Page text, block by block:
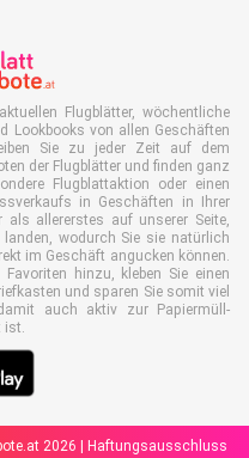
Flugblätter, wöchentliche
Lookbooks von allen Geschäften
Sie zu jeder Zeit auf dem
der Flugblätter und finden ganz
Flugblattaktion oder einen
in Geschäften in Ihrer
als allererstes auf unserer Seite,
wodurch Sie sie natürlich
im Geschäft angucken können.
hinzu, kleben Sie einen
und sparen Sie somit viel
auch aktiv zur Papiermüll-
ist.
2026 | Haftungsausschluss